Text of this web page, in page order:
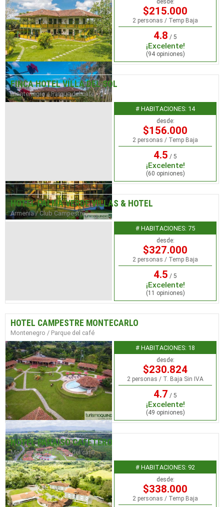
desde:
$215.000
2 personas / Temp Baja
4.8 / 5
¡Excelente!
(94 opiniones)
FINCA HOTEL VILLA DEL SOL
Montenegro / Parque del café
# HABITACIONES: 14
desde:
$156.000
2 personas / Temp Baja
4.5 / 5
¡Excelente!
(60 opiniones)
HOTEL PALMA VERDE VILLAS & HOTEL
Armenia / Club Campestre
# HABITACIONES: 75
desde:
$327.000
2 personas / Temp Baja
4.5 / 5
¡Excelente!
(11 opiniones)
HOTEL CAMPESTRE MONTECARLO
Montenegro / Parque del café
# HABITACIONES: 18
desde:
$230.824
2 personas / T. Baja Sin IVA
4.7 / 5
¡Excelente!
(49 opiniones)
HOTEL PARAISO CAFETERO
Montenegro / Parque del café
# HABITACIONES: 92
desde:
$338.000
2 personas / Temp Baja